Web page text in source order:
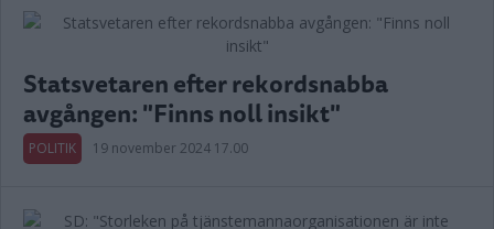
Statsvetaren efter rekordsnabba
avgången: "Finns noll insikt"
POLITIK 19 november 2024 17.00